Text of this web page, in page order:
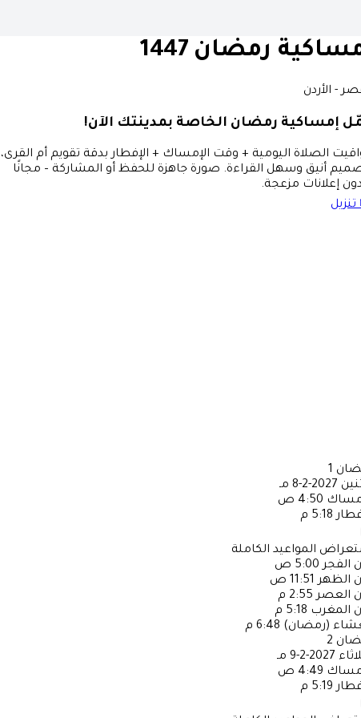
رمضان 1447
- الأردن
إمساكية رمضان الخاصة بمدينتك الآن!
الصلاة اليومية + وقت الإمساك + الإفطار بدقة تقويم أم القرى،
أنيق وسهل القراءة. صورة جاهزة للحفظ أو المشاركة – مجانًا
إعلانات مزعجة.
1
2027-2-8 مـ
4:50 ص
5:18 م
المواعيد الكاملة
الفجر 5:00 ص
الظهر 11:51 ص
العصر 2:55 م
المغرب 5:18 م
(رمضان) 6:48 م
2
2027-2-9 مـ
4:49 ص
5:19 م